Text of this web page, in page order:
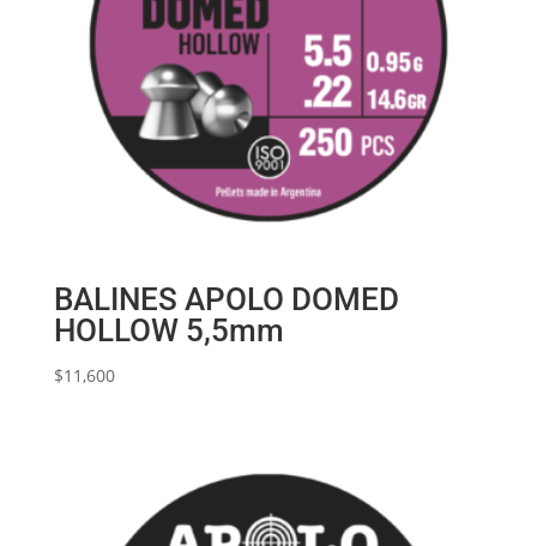
BALINES APOLO DOMED
HOLLOW 5,5mm
$11,600